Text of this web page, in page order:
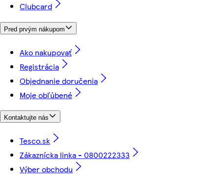
Clubcard
Pred prvým nákupom
Ako nakupovať
Registrácia
Objednanie doručenia
Moje obľúbené
Kontaktujte nás
Tesco.sk
Zákaznícka linka - 0800222333
Výber obchodu